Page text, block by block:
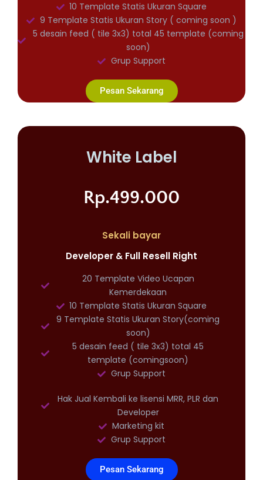
10 Template Statis Ukuran Square
9 Template Statis Ukuran Story ( coming soon )
5 desain feed ( tile 3x3) total 45 template (coming
soon)
Grup Support
Pesan Sekarang
White Label
Rp.499.000
Sekali bayar
Developer & Full Resell Right
20 Template Video Ucapan
Kemerdekaan
10 Template Statis Ukuran Square
9 Template Statis Ukuran Story(coming
soon)
5 desain feed ( tile 3x3) total 45
template (comingsoon)
Grup Support
Hak Jual Kembali ke lisensi MRR, PLR dan
Developer
Marketing kit
Grup Support
Pesan Sekarang